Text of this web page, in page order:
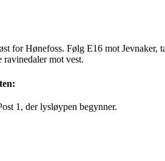
for Hønefoss. Følg E16 mot Jevnaker,
mot vest.
1, der lysløypen begynner.